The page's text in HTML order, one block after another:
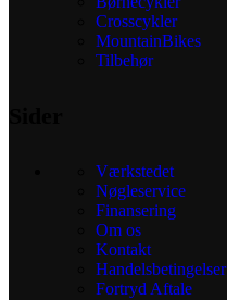
Crosscykler
MountainBikes
Tilbehør
Værkstedet
Nøgleservice
Finansering
Om os
Kontakt
Handelsbetingelser
Fortryd Aftale